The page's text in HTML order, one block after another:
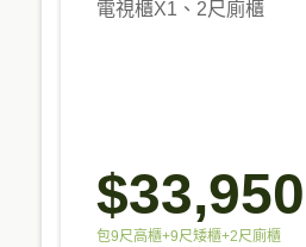
電視櫃X1、2尺廁櫃
$33,950
包9尺高櫃+9尺矮櫃+2尺廁櫃